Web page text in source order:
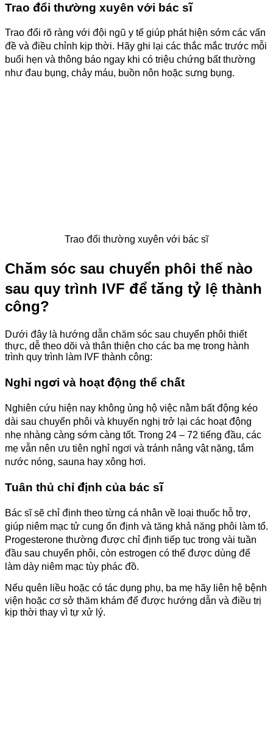
Trao đổi thường xuyên với bác sĩ
Trao đổi rõ ràng với đội ngũ y tế giúp phát hiện sớm các vấn
đề và điều chỉnh kịp thời. Hãy ghi lại các thắc mắc trước mỗi
buổi hẹn và thông báo ngay khi có triệu chứng bất thường
như đau bụng, chảy máu, buồn nôn hoặc sưng bụng.
Trao đổi thường xuyên với bác sĩ
Chăm sóc sau chuyển phôi thế nào
sau quy trình IVF để tăng tỷ lệ thành
công?
Dưới đây là hướng dẫn chăm sóc sau chuyển phôi thiết
thực, dễ theo dõi và thân thiện cho các ba mẹ trong hành
trình quy trình làm IVF thành công:
Nghỉ ngơi và hoạt động thể chất
Nghiên cứu hiện nay không ủng hộ việc nằm bất động kéo
dài sau chuyển phôi và khuyến nghị trở lại các hoạt động
nhẹ nhàng càng sớm càng tốt. Trong 24 – 72 tiếng đầu, các
mẹ vẫn nên ưu tiên nghỉ ngơi và tránh nâng vật nặng, tắm
nước nóng, sauna hay xông hơi.
Tuân thủ chỉ định của bác sĩ
Bác sĩ sẽ chỉ định theo từng cá nhân về loại thuốc hỗ trợ,
giúp niêm mạc tử cung ổn định và tăng khả năng phôi làm tổ.
Progesterone thường được chỉ định tiếp tục trong vài tuần
đầu sau chuyển phôi, còn estrogen có thể được dùng để
làm dày niêm mạc tùy phác đồ.
Nếu quên liều hoặc có tác dụng phụ, ba mẹ hãy liên hệ bệnh
viện hoặc cơ sở thăm khám để được hướng dẫn và điều trị
kịp thời thay vì tự xử lý.